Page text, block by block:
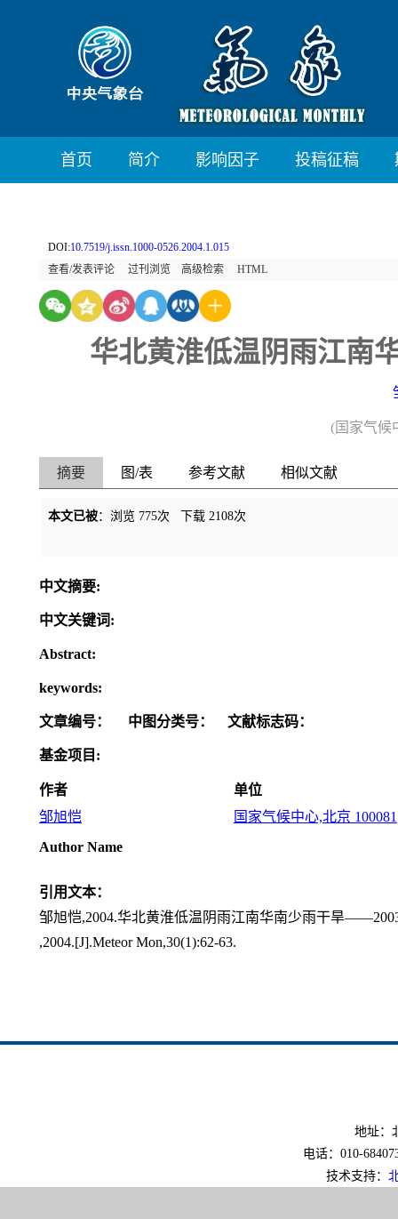
首页 简介 影响因子 投稿征稿
DOI:10.7519/j.issn.1000-0526.2004.1.015
查看/发表评论
过刊浏览 高级检索 HTML
华北黄淮低温阴雨江南
(国家气候
摘要 图/表 参考文献 相似文献
本文已被：浏览 775次 下载 2108次
中文摘要:
中文关键词:
Abstract:
keywords:
文章编号： 中图分类号： 文献标志码：
基金项目:
作者
单位
邹旭恺
国家气候中心,北京 100081
Author Name
引用文本：
邹旭恺,2004.华北黄淮低温阴雨江南华南少雨干旱
,2004.[J].Meteor Mon,30(1):62-63.
地址：
电话：010-
技术支持：